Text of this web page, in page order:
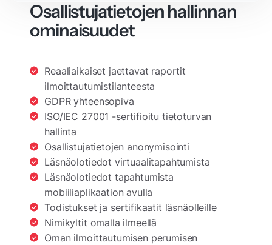
Osallistujatietojen hallinnan
ominaisuudet
Reaaliaikaiset jaettavat raportit
ilmoittautumistilanteesta
GDPR yhteensopiva
ISO/IEC 27001 -sertifioitu tietoturvan
hallinta
Osallistujatietojen anonymisointi
Läsnäolotiedot virtuaalitapahtumista
Läsnäolotiedot tapahtumista
mobiiliaplikaation avulla
Todistukset ja sertifikaatit läsnäolleille
Nimikyltit omalla ilmeellä
Oman ilmoittautumisen perumisen